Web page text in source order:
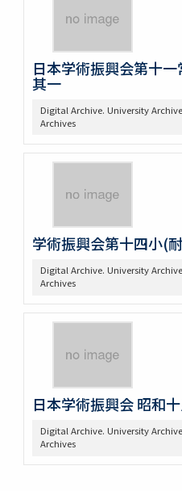
日本学術振興会第十
其一
Digital Archive. University
Archives
学術振興会第十四小(
Digital Archive. University
Archives
日本学術振興会 昭和
Digital Archive. University
Archives